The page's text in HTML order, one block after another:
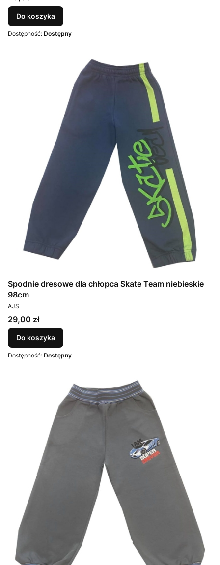
Do koszyka
Dostępność: Dostępny
Spodnie dresowe dla chłopca Skate Team niebieskie
98cm
PRODUCENT
AJS
Cena
29,00 zł
Do koszyka
Dostępność: Dostępny